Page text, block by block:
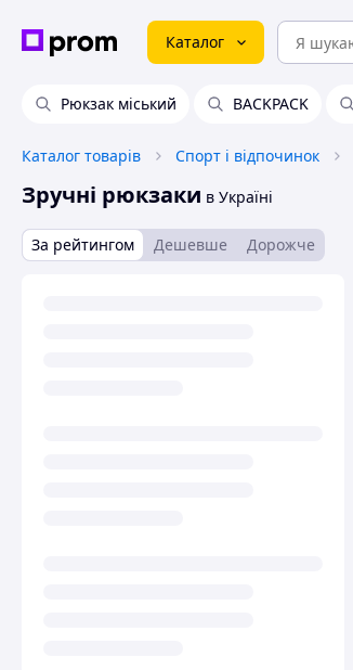
Каталог
Рюкзак міський BACKPACK
Каталог товарів Спорт і відпочинок
Зручні рюкзаки в Україні
За рейтингом Дешевше Дорожче